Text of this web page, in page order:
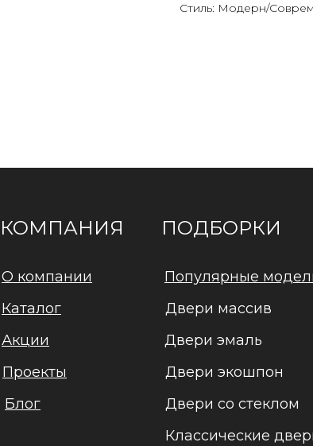
Стиль: Модерн/
КОМПАНИЯ ПОДБОРКИ
Популярные
О компании
Двери эмаль
Каталог
Двери экошпон
Акции
Классические
Двери со стеклом
Двери массив
Проекты
Блог